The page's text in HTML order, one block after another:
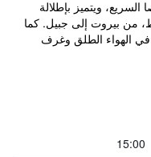
ويتميز بإطلالة
من بيروت إلى جبيل. كما
الهواء الطلق وغرف
15:00